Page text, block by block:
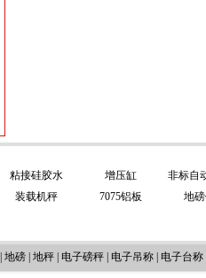
粘接硅胶水 增压缸
非标自
装载机秤 7075铝板 地
地磅 地秤 电子磅秤 电子吊称 电子台称